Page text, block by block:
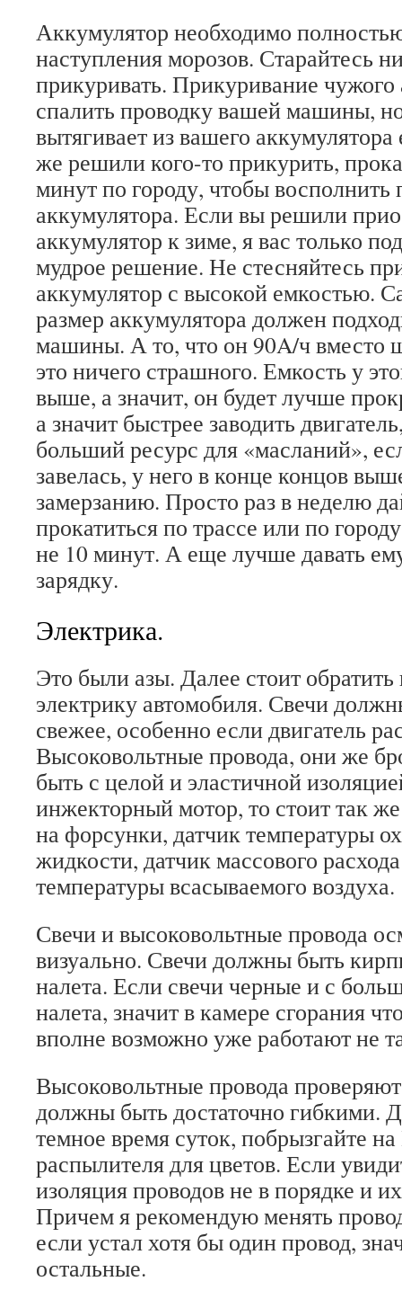
Аккумулятор необходимо
наступления морозов. Старайтесь
прикуривать. Прикуривание чужого
спалить проводку вашей машины,
вытягивает из вашего
же решили кого-то прикурить,
минут по городу, чтобы восполнить
аккумулятора. Если вы решили
аккумулятор к зиме, я вас только
мудрое решение. Не стесняйтесь
аккумулятор с высокой емкостью.
размер аккумулятора должен
машины. А то, что он 90A/ч вместо
это ничего страшного. Емкость у
выше, а значит, он будет лучше
а значит быстрее заводить
больший ресурс для «масланий»,
завелась, у него в конце концов
замерзанию. Просто раз в неделю
прокатиться по трассе или по
не 10 минут. А еще лучше давать
зарядку.
Электрика.
Это были азы. Далее стоит
электрику автомобиля. Свечи
свежее, особенно если двигатель
Высоковольтные провода, они же
быть с целой и эластичной
инжекторный мотор, то стоит так
на форсунки, датчик температуры
жидкости, датчик массового
температуры всасываемого воздуха.
Свечи и высоковольтные провода
визуально. Свечи должны быть
налета. Если свечи черные и с
налета, значит в камере сгорания
вполне возможно уже работают не
Высоковольтные провода
должны быть достаточно гибкими.
темное время суток, побрызгайте
распылителя для цветов. Если
изоляция проводов не в порядке и
Причем я рекомендую менять
если устал хотя бы один провод,
остальные.